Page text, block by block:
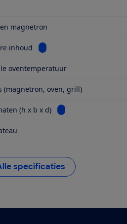
magnetron
inhoud Bekijk informatie voor
oventemperatuur
(magnetron, oven, grill)
(h x b x d) Bekijk informatie
specificaties